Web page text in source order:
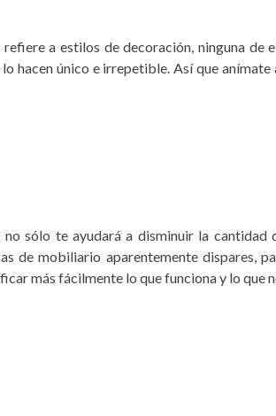
a estilos de decoración, ninguna
hacen único e irrepetible. Así que
sólo te ayudará a disminuir la cantidad
de mobiliario aparentemente dispares,
más fácilmente lo que funciona y lo que